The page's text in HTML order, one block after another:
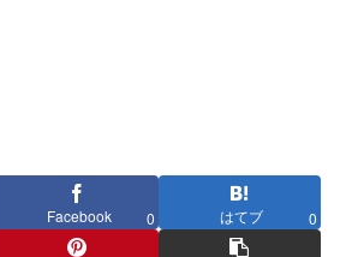
Facebook 0 はてブ 0